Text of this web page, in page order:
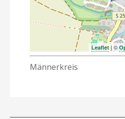
Leaflet | ©
Männerkreis